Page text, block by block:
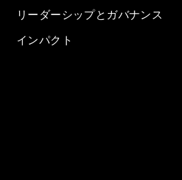
リーダーシップとガバナンス
インパクト